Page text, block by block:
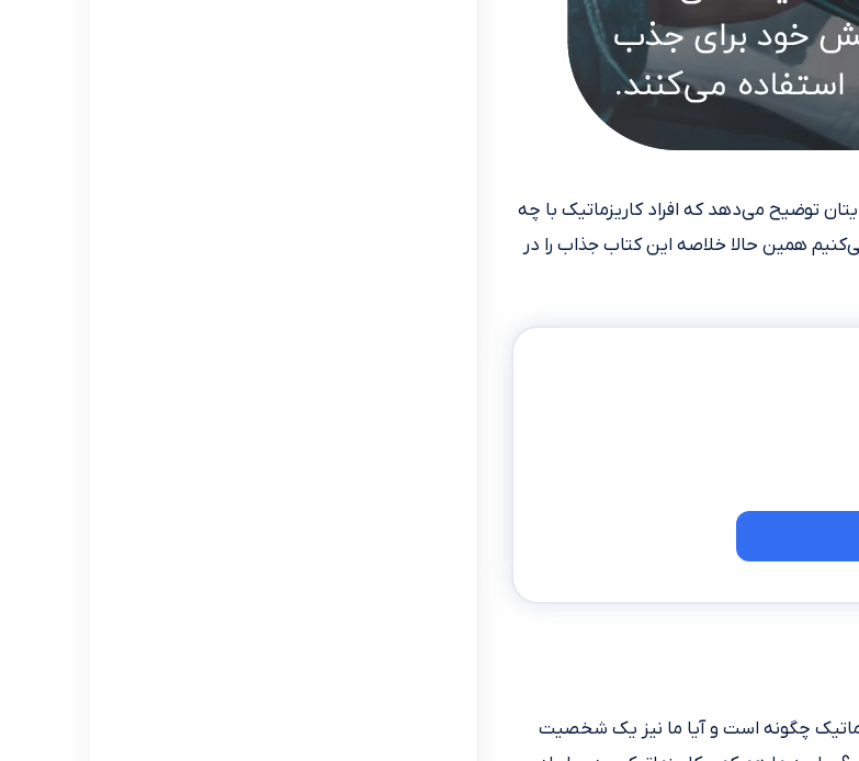
توضیح می‌دهد که افراد کاریزماتیک با چه
همین حالا خلاصه این کتاب جذاب را در
چگونه است و آیا ما نیز یک شخصیت